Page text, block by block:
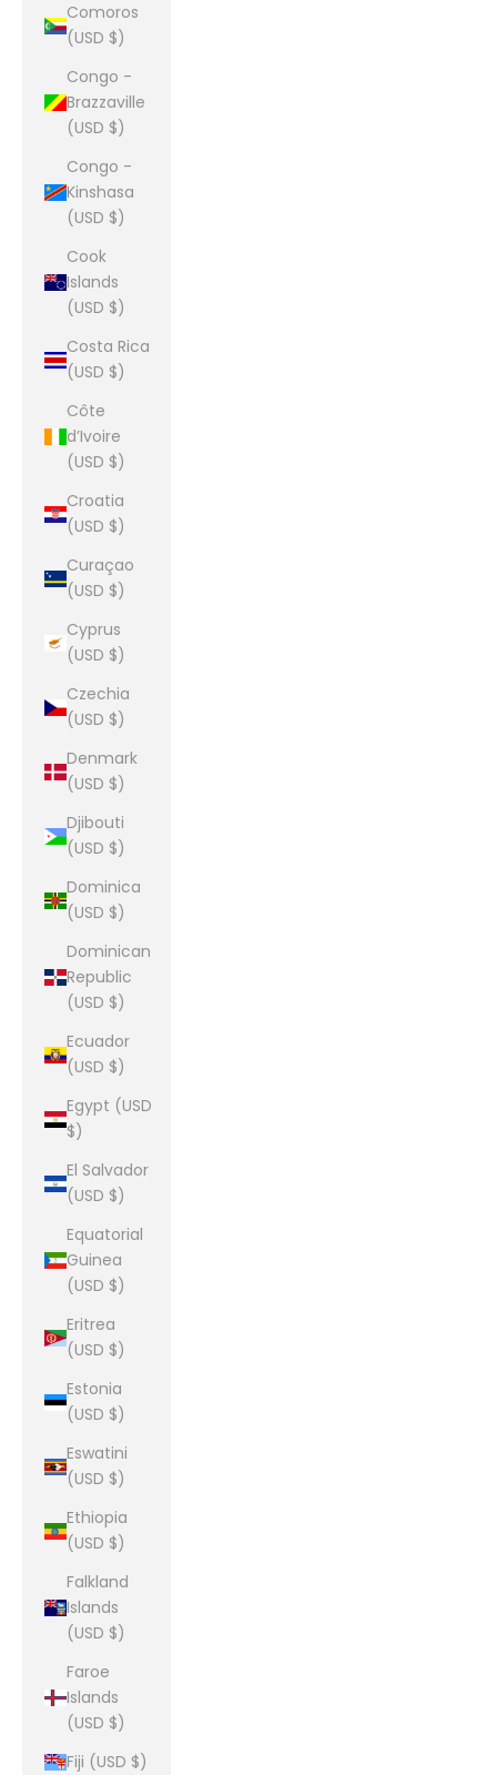
Comoros
(USD $)
Congo -
Brazzaville
(USD $)
Congo -
Kinshasa
(USD $)
Cook
Islands
(USD $)
Costa Rica
(USD $)
Côte
d’Ivoire
(USD $)
Croatia
(USD $)
Curaçao
(USD $)
Cyprus
(USD $)
Czechia
(USD $)
Denmark
(USD $)
Djibouti
(USD $)
Dominica
(USD $)
Dominican
Republic
(USD $)
Ecuador
(USD $)
Egypt (USD
$)
El Salvador
(USD $)
Equatorial
Guinea
(USD $)
Eritrea
(USD $)
Estonia
(USD $)
Eswatini
(USD $)
Ethiopia
(USD $)
Falkland
Islands
(USD $)
Faroe
Islands
(USD $)
Fiji (USD $)